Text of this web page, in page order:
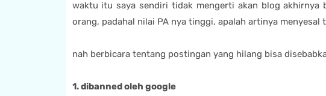
waktu itu saya sendiri tidak mengerti akan blog akhirnya
orang, padahal nilai PA nya tinggi, apalah artinya menyesal
nah berbicara tentang postingan yang hilang bisa
1. dibanned oleh google